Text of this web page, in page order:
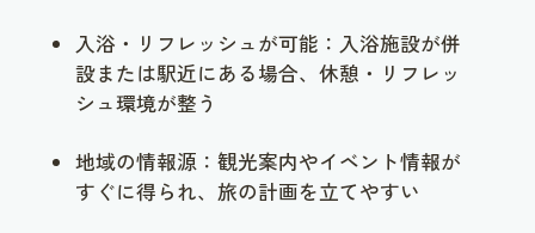
入浴・リフレッシュが可能：入浴施設が併
設または駅近にある場合、休憩・リフレッ
シュ環境が整う
地域の情報源：観光案内やイベント情報が
すぐに得られ、旅の計画を立てやすい